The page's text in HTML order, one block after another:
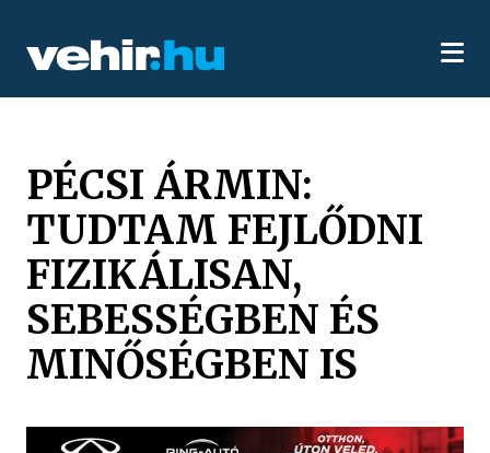
PÉCSI ÁRMIN:
TUDTAM FEJLŐDNI
FIZIKÁLISAN,
SEBESSÉGBEN ÉS
MINŐSÉGBEN IS